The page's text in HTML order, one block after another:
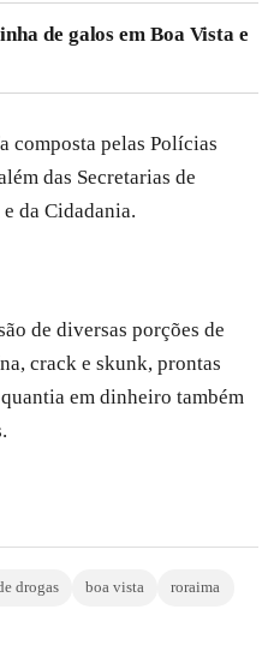
de galos em Boa Vista e
composta pelas Polícias
das Secretarias de
da Cidadania.
de diversas porções de
crack e skunk, prontas
em dinheiro também
drogas boa vista roraima